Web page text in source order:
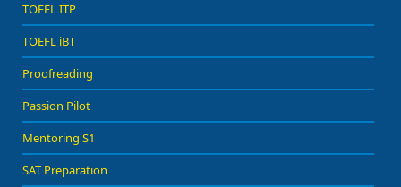
TOEFL ITP
TOEFL iBT
Proofreading
Passion Pilot
Mentoring S1
SAT Preparation